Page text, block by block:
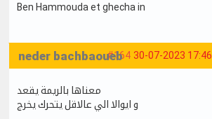
Ben Hammouda et ghecha in
#164 30-07-2023 17:46
neder bachbaoueb
معناها بالريمة يقعد
و ايوالا الي عالاقل يتحرك يخرج